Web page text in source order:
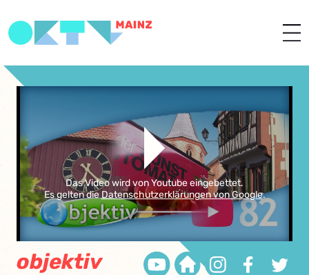
Das Video wird von Youtube eingebettet.
Es gelten dieDatenschutzerklärungen von Google.
objektiv